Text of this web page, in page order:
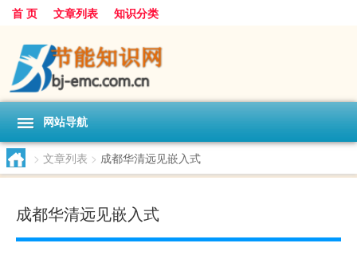
首 页 文章列表 知识分类
网站导航
> 文章列表 > 成都华清远见嵌入式
成都华清远见嵌入式